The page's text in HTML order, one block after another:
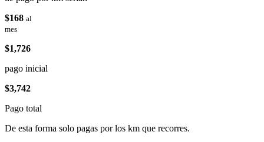
$168 al
mes
$1,726
pago inicial
$3,742
Pago total
De esta forma solo pagas por los km que recorres.